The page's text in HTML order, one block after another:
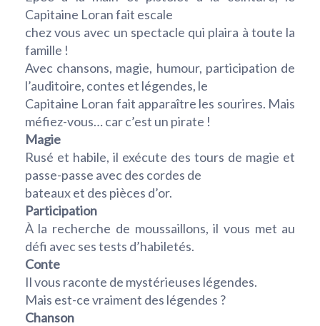
Capitaine Loran fait escale
chez vous avec un spectacle qui plaira à toute la
famille !
Avec chansons, magie, humour, participation de
l’auditoire, contes et légendes, le
Capitaine Loran fait apparaître les sourires. Mais
méfiez-vous… car c’est un pirate !
Magie
Rusé et habile, il exécute des tours de magie et
passe-passe avec des cordes de
bateaux et des pièces d’or.
Participation
À la recherche de moussaillons, il vous met au
défi avec ses tests d’habiletés.
Conte
Il vous raconte de mystérieuses légendes.
Mais est-ce vraiment des légendes ?
Chanson